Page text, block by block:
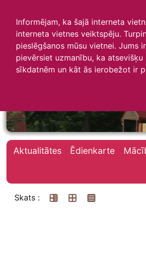
Informējam, ka šajā interneta
interneta vietnes veiktspēju.
pieslēgšanos mūsu vietnei.
pievērsiet uzmanību, ka
sīkdatnēm un kāt ās ierobežot ir
Irlavas
Aktualitātes Ēdienkarte
Skats :